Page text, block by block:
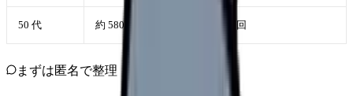
50 代 約 580 万円 2-4 回
まずは匿名で整理